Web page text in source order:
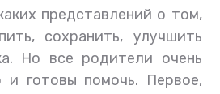
представлений о том,
сохранить, улучшить
Но все родители очень
и готовы помочь. Первое,